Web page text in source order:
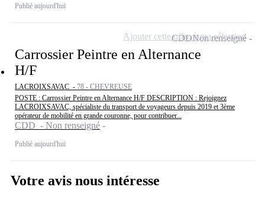
Publié aujourd'hui
Carrossier Peintre en Alternance
H/F
LACROIXSAVAC - 78 - CHEVREUSE
POSTE : Carrossier Peintre en Alternance H/F DESCRIPTION : Rejoignez
LACROIXSAVAC, spécialiste du transport de voyageurs depuis 2019 et 3ème
opérateur de mobilité en grande couronne, pour contribuer...
CDD - Non renseigné
Publié aujourd'hui
CDDNon renseigné
Ajouter cette offre à ma sélection
Votre avis nous intéresse